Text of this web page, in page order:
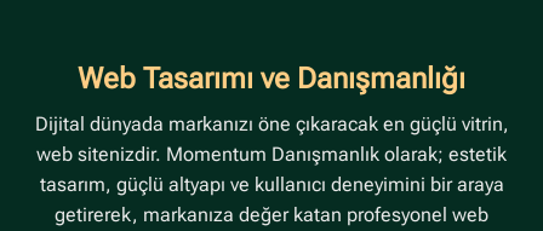
Web Tasarımı ve Danışmanlığı
Dijital dünyada markanızı öne çıkaracak en güçlü vitrin,
web sitenizdir. Momentum Danışmanlık olarak; estetik
tasarım, güçlü altyapı ve kullanıcı deneyimini bir araya
getirerek, markanıza değer katan profesyonel web